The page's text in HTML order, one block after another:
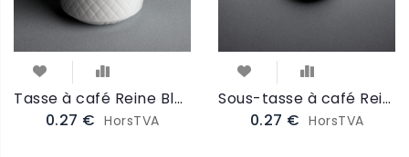
Tasse à café Reine Blanc 18cl (RTASS)
0.27 € HorsTVA
Sous-tasse à café Reine Blanc 14cm (RSTAS)
0.27 € HorsTVA